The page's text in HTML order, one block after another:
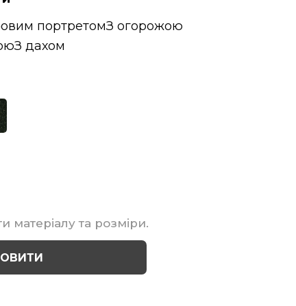
портретомЗ огорожою
З дахом
матеріалу та розміри.